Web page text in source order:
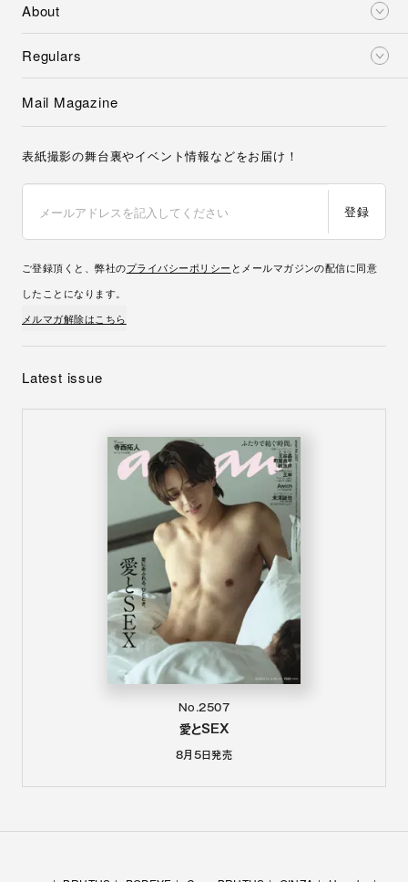
About
Regulars
Mail Magazine
表紙撮影の舞台裏やイベント情報などをお届け！
登録
ご登録頂くと、弊社のプライバシーポリシー とメールマガジンの配信に同意
したことになります。
メルマガ解除はこちら
Latest issue
No.2507
愛とSEX
8月5日発売